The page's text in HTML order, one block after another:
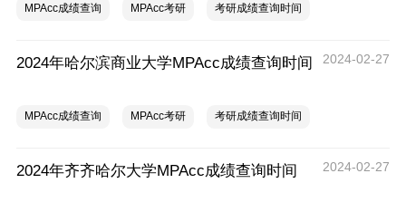
MPAcc成绩查询 MPAcc考研 考研成绩查询时间
2024年哈尔滨商业大学MPAcc成绩查询时间 2024-02-27
MPAcc成绩查询 MPAcc考研 考研成绩查询时间
2024年齐齐哈尔大学MPAcc成绩查询时间 2024-02-27